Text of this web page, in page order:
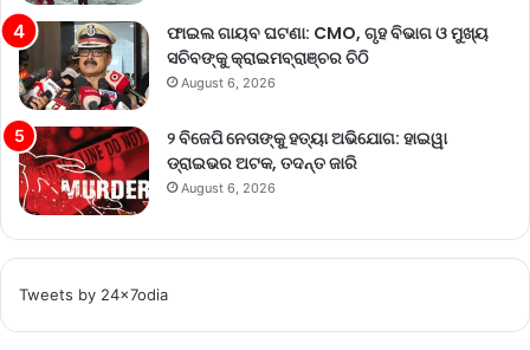
ଫାଇଲ ଗାୟବ ଘଟଣା: CMO, ଗୃହ ବିଭାଗ ଓ ମୁଖ୍ୟ
ସଚିବଙ୍କୁ କ୍ରାଇମବ୍ରାଞ୍ଚର ଚିଠି
August 6, 2026
୨ ବିଜେପି ନେତାଙ୍କୁ ହତ୍ୟା ଅଭିଯୋଗ: ହାଇୱା
ଡ୍ରାଇଭର ଅଟକ, ତଦନ୍ତ ଜାରି
August 6, 2026
Tweets by 24x7odia